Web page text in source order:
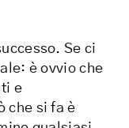
Se ci
è ovvio che
e
che si fa è